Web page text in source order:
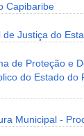
Capibaribe
de Justiça do
de Proteção e
do Estado do
Municipal -